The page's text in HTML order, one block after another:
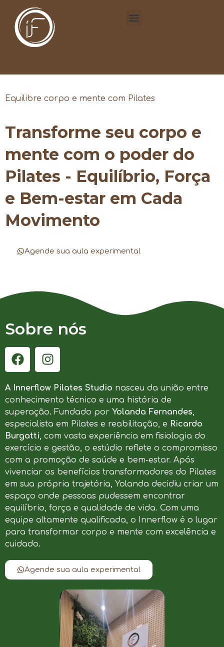
Equilibre corpo e mente com Pilates
Transforme seu corpo e
mente com o poder do
Pilates - Equilíbrio, Força
e Bem-estar em Cada
Movimento
Agende sua aula experimental
Sobre nós
A Innerflow Pilates Studio nasceu da união entre
conhecimento técnico e uma história de
superação. Fundado por Yolanda Fernandes,
especialista em Pilates e reabilitação, e Ricardo
Burgatti, com vasta experiência em fisiologia do
exercício e gestão, o estúdio reflete o compromisso
com a promoção de saúde e bem-estar. Após
vivenciar os benefícios transformadores do Pilates
em sua própria trajetória, Yolanda decidiu criar um
espaço onde pessoas pudessem encontrar
equilíbrio, força e qualidade de vida. Com uma
equipe altamente qualificada, o Innerflow é o lugar
para transformar corpo e mente com excelência e
cuidado.
Agende sua aula experimental